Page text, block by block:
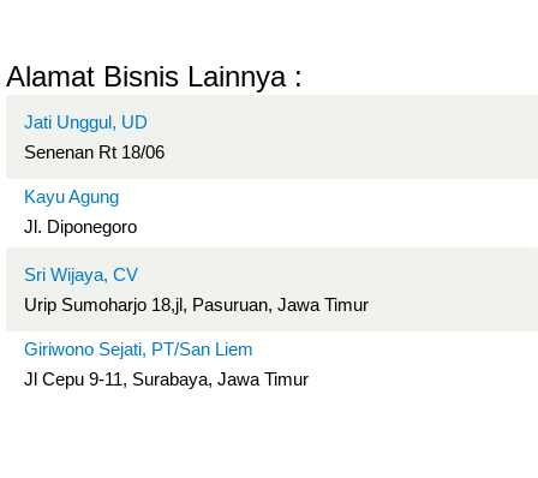
Alamat Bisnis Lainnya :
Jati Unggul, UD
Senenan Rt 18/06
Kayu Agung
Jl. Diponegoro
Sri Wijaya, CV
Urip Sumoharjo 18,jl, Pasuruan, Jawa Timur
Giriwono Sejati, PT/San Liem
Jl Cepu 9-11, Surabaya, Jawa Timur